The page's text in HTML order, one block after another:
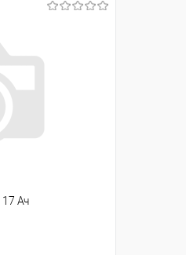
К сравнению
Под заказ
Ач